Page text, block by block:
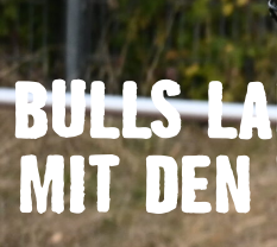
BULLS
MIT DEN